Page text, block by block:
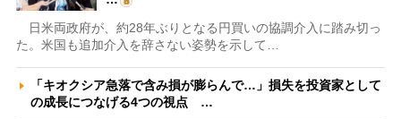
日米両政府が、約28年ぶりとなる円買いの協調介入に踏み切っ
た。米国も追加介入を辞さない姿勢を示して…
「キオクシア急落で含み損が膨らんで…」損失を投資家として
の成長につなげる4つの視点 …